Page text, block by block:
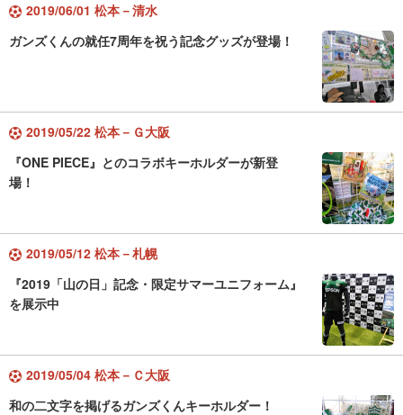
2019/06/01 松本－清水
ガンズくんの就任7周年を祝う記念グッズが登場！
2019/05/22 松本－Ｇ大阪
『ONE PIECE』とのコラボキーホルダーが新登
場！
2019/05/12 松本－札幌
『2019「山の日」記念・限定サマーユニフォーム』
を展示中
2019/05/04 松本－Ｃ大阪
和の二文字を掲げるガンズくんキーホルダー！